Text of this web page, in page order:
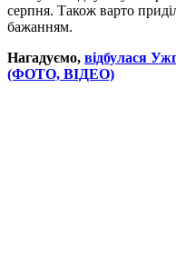
серпня. Також варто
бажанням.
Нагадуємо, відбулася
(ФОТО, ВІДЕО)